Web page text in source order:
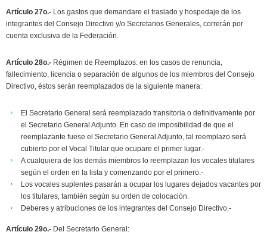
Artículo 27o.- Los gastos que demandare el traslado y hospedaje de los
integrantes del Consejo Directivo y/o Secretarios Generales, correrán por
cuenta exclusiva de la Federación.
Artículo 28o.- Régimen de Reemplazos: en los casos de renuncia,
fallecimiento, licencia o separación de algunos de los miembros del Consejo
Directivo, éstos serán reemplazados de la siguiente manera:
El Secretario General será reemplazado transitoria o definitivamente por
el Secretario General Adjunto. En caso de imposibilidad de que el
reemplazante fuese el Secretario General Adjunto, tal reemplazo será
cubierto por el Vocal Titular que ocupare el primer lugar.-
A cualquiera de los demás miembros lo reemplazan los vocales titulares
según el orden en la lista y comenzando por el primero.-
Los vocales suplentes pasarán a ocupar los lugares dejados vacantes por
los titulares, también según su orden de colocación.
Deberes y atribuciones de los integrantes del Consejo Directivo.-
Artículo 29o.- Del Secretario General: